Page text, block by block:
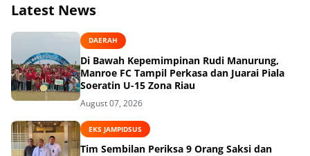
Latest News
DAERAH
Di Bawah Kepemimpinan Rudi Manurung,
Manroe FC Tampil Perkasa dan Juarai Piala
Soeratin U-15 Zona Riau
August 07, 2026
EKS JAMPIDSUS
Tim Sembilan Periksa 9 Orang Saksi dan